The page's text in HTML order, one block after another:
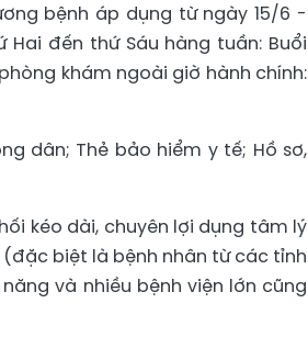
bệnh áp dụng từ ngày 15/6 -
đến thứ Sáu hàng tuần: Buổi
khám ngoài giờ hành chính:
dân; Thẻ bảo hiểm y tế; Hồ sơ,
kéo dài, chuyên lợi dụng tâm lý
biệt là bệnh nhân từ các tỉnh
và nhiều bệnh viện lớn cũng